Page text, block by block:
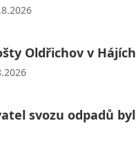
Oldřichov v Hájích
svozu odpadů byl